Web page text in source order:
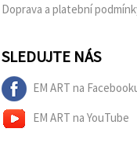
Doprava a platební
SLEDUJTE NÁS
EM ART na
EM ART na YouTube